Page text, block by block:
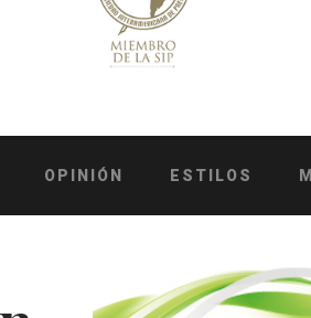
OPINIÓN ESTILOS